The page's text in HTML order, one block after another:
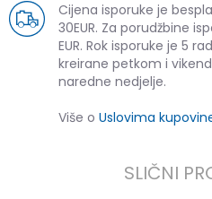
Cijena isporuke je
30EUR. Za porudžbine
EUR. Rok isporuke je 5
kreirane petkom i
naredne nedjelje.
Više o Uslovima
SLIČNI